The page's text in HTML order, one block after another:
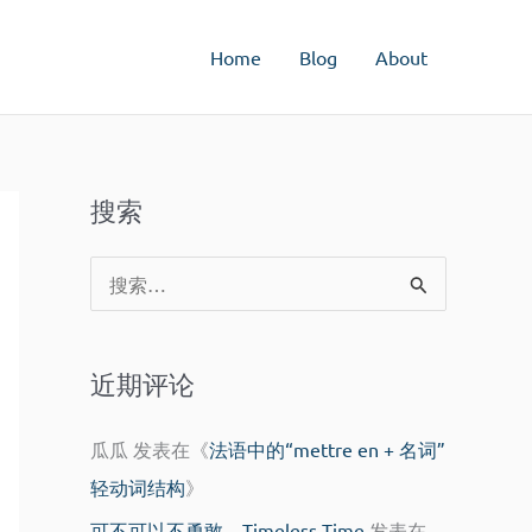
Home Blog About
搜索
索
近期评论
瓜瓜 发表在《法语中的“mettre en + 名词”
轻动词结构》